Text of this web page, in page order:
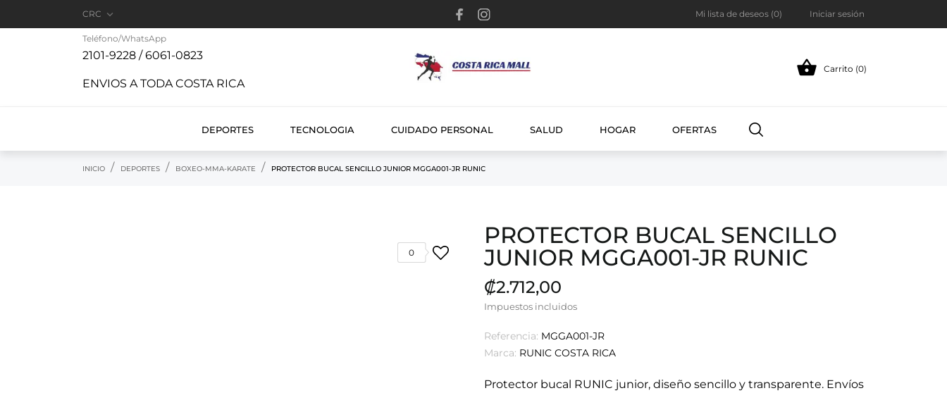
CRC  Mi lista de deseos (0) Iniciar sesión
Teléfono/WhatsApp
2101-9228 / 6061-0823
ENVIOS A TODA COSTA RICA
 Carrito (0)
DEPORTES TECNOLOGIA CUIDADO PERSONAL SALUD HOGAR OFERTAS
INICIO DEPORTES BOXEO-MMA-KARATE PROTECTOR BUCAL SENCILLO JUNIOR MGGA001-JR RUNIC
0
PROTECTOR BUCAL SENCILLO
JUNIOR MGGA001-JR RUNIC
₡2.712,00
Impuestos incluidos
Referencia: MGGA001-JR
Marca: RUNIC COSTA RICA
Protector bucal RUNIC junior, diseño sencillo y transparente. Envíos